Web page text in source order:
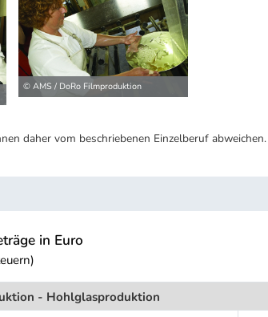
© AMS / DoRo Filmproduktion
daher vom beschriebenen Einzelberuf abweichen.
in Euro
- Hohlglasproduktion